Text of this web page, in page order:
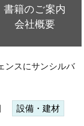
書籍のご案内
会社概要
ンスにサンシルバ
設備・建材